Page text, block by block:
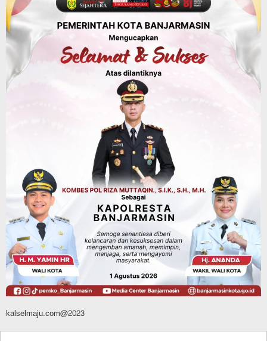
Penukaran dengan Sembako
Agustus 9, 2026
Advertorial Pemkab Balangan
28 Pelajar Halong Balangan Jalani
Latihan Intensif Paskibraka, Ditempa
TNI-Polri Sambut HUT ke-81 RI
Advertorial Pemkab Tanahlaut
Delegasi Kementerian LH Kunjungi
Tanahlaut, Bupati Rahmat Paparkan
Potensi 363 Ribu Hektare Wilayah
Agustus 9, 2026
kalselmaju.com@2023